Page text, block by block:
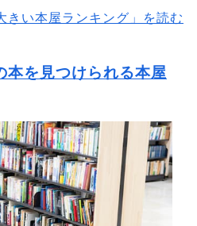
きい本屋ランキング」を読む
本を見つけられる本屋